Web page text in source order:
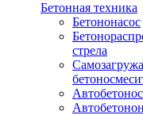
Бетонная техника
Бетононасос
стрела